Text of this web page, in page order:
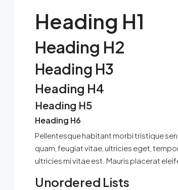
Heading H1
Heading H2
Heading H3
Heading H4
Heading H5
Heading H6
Pellentesque habitant morbi tristique
quam, feugiat vitae, ultricies eget,
ultricies mi vitae est. Mauris placerat
Unordered Lists
2 2 1
APARTMENT